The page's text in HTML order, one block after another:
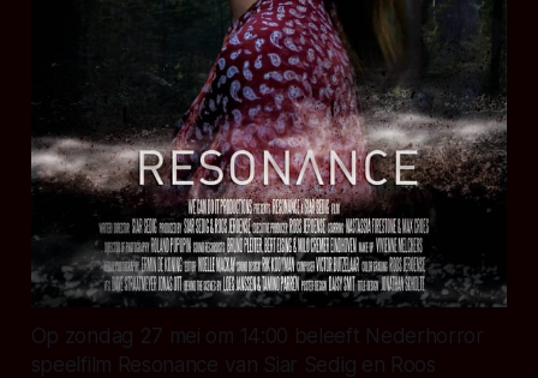
Op zondag 27 mei om 14:00 beleeft Nederhorror
speelfilm Resonance van Siar Sedig en Roos